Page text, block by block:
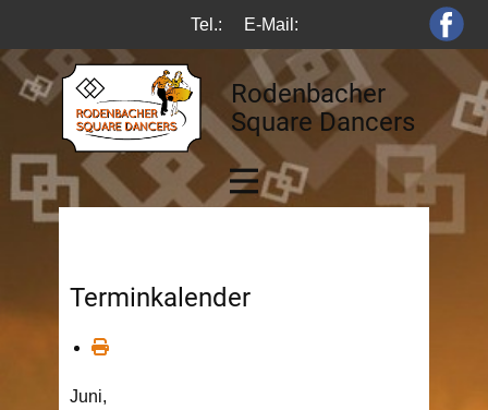
Tel.: E-Mail:
Rodenbacher
Square Dancers
Terminkalender
Juni,